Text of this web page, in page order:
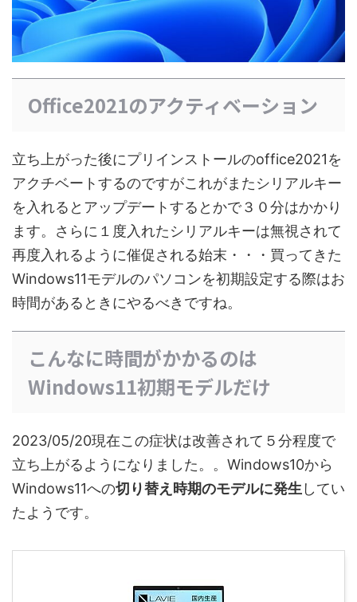
Office2021のアクティベーション
立ち上がった後にプリインストールのoffice2021を
アクチベートするのですがこれがまたシリアルキー
を入れるとアップデートするとかで３０分はかかり
ます。さらに１度入れたシリアルキーは無視されて
再度入れるように催促される始末・・・買ってきた
Windows11モデルのパソコンを初期設定する際はお
時間があるときにやるべきですね。
こんなに時間がかかるのは
Windows11初期モデルだけ
2023/05/20現在この症状は改善されて５分程度で
立ち上がるようになりました。。Windows10から
Windows11への切り替え時期のモデルに発生してい
たようです。